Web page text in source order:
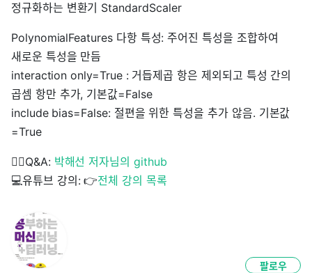
정규화하는 변환기 StandardScaler
PolynomialFeatures 다항 특성: 주어진 특성을 조합하여
새로운 특성을 만듬
interaction only=True : 거듭제곱 항은 제외되고 특성 간의
곱셈 항만 추가, 기본값=False
include bias=False: 절편을 위한 특성을 추가 않음. 기본값
=True
🙋‍♂️Q&A: 박해선 저자님의 github
💻유튜브 강의: 👉전체 강의 목록
팔로우